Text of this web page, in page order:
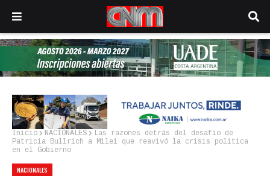
Inicio NACIONALES
Las razones detrás del desafío de
Patricia Bullrich a Milei que reavivó la crisis política
en el Gobierno
NACIONALES